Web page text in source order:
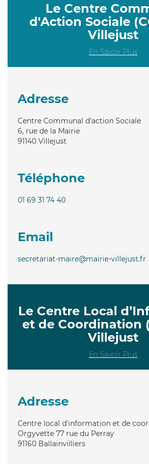
Le Centre
d'Action Sociale
Villejust
En Savoir Plus
Adresse
Centre Communal d'action Sociale
6, rue de la Mairie
91140 Villejust
Téléphone
01 69 31 74 40
Email
secretariat-maire@mairie-villejust.fr
Le Centre Local
et de Coordination
Villejust
En Savoir Plus
Adresse
Centre local d'information et de
Orgyvette 77 rue du Perray
91160 Ballainvilliers